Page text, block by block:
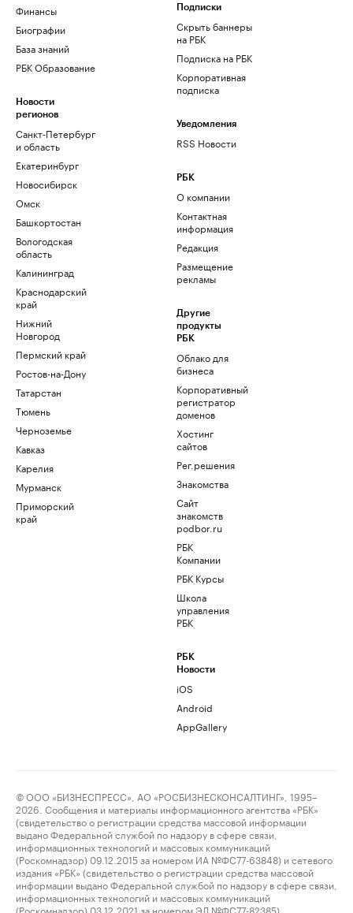
Финансы
Биографии
База знаний
РБК Образование
Новости
регионов
Санкт-Петербург
и область
Екатеринбург
Новосибирск
Омск
Башкортостан
Вологодская
область
Калининград
Краснодарский
край
Нижний
Новгород
Пермский край
Ростов-на-Дону
Татарстан
Тюмень
Черноземье
Кавказ
Карелия
Мурманск
Приморский
край
Подписки
Скрыть баннеры
на РБК
Подписка на РБК
Корпоративная
подписка
Уведомления
RSS Новости
РБК
О компании
Контактная
информация
Редакция
Размещение
рекламы
Другие
продукты
РБК
Облако для
бизнеса
Корпоративный
регистратор
доменов
Хостинг
сайтов
Рег.решения
Знакомства
Сайт
знакомств
podbor.ru
РБК
Компании
РБК Курсы
Школа
управления
РБК
РБК
Новости
iOS
Android
AppGallery
© ООО «БИЗНЕСПРЕСС», АО «РОСБИЗНЕСКОНСАЛТИНГ», 1995–
2026. Сообщения и материалы информационного агентства «РБК»
(свидетельство о регистрации средства массовой информации
выдано Федеральной службой по надзору в сфере связи,
информационных технологий и массовых коммуникаций
(Роскомнадзор) 09.12.2015 за номером ИА №ФС77-63848) и сетевого
издания «РБК» (свидетельство о регистрации средства массовой
информации выдано Федеральной службой по надзору в сфере связи,
информационных технологий и массовых коммуникаций
(Роскомнадзор) 03.12.2021 за номером ЭЛ №ФС77-82385)